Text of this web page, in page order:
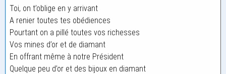
Toi, on t’oblige en y arrivant
A renier toutes tes obédiences
Pourtant on a pillé toutes vos richesses
Vos mines d’or et de diamant
En offrant même à notre Président
Quelque peu d’or et des bijoux en diamant